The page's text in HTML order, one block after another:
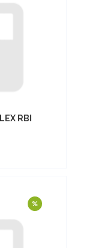
RBI